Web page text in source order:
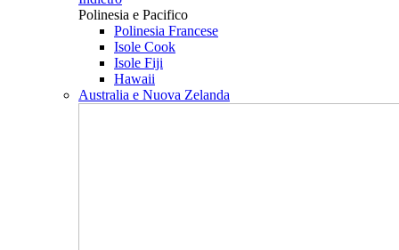
Polinesia e Pacifico
Polinesia Francese
Isole Cook
Isole Fiji
Hawaii
Australia e Nuova Zelanda